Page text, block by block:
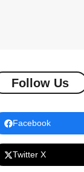
Follow Us
Facebook
Twitter X